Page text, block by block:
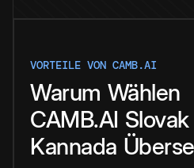
VORTEILE VON CAMB.AI
Warum Wählen
CAMB.AI Slovak
Kannada